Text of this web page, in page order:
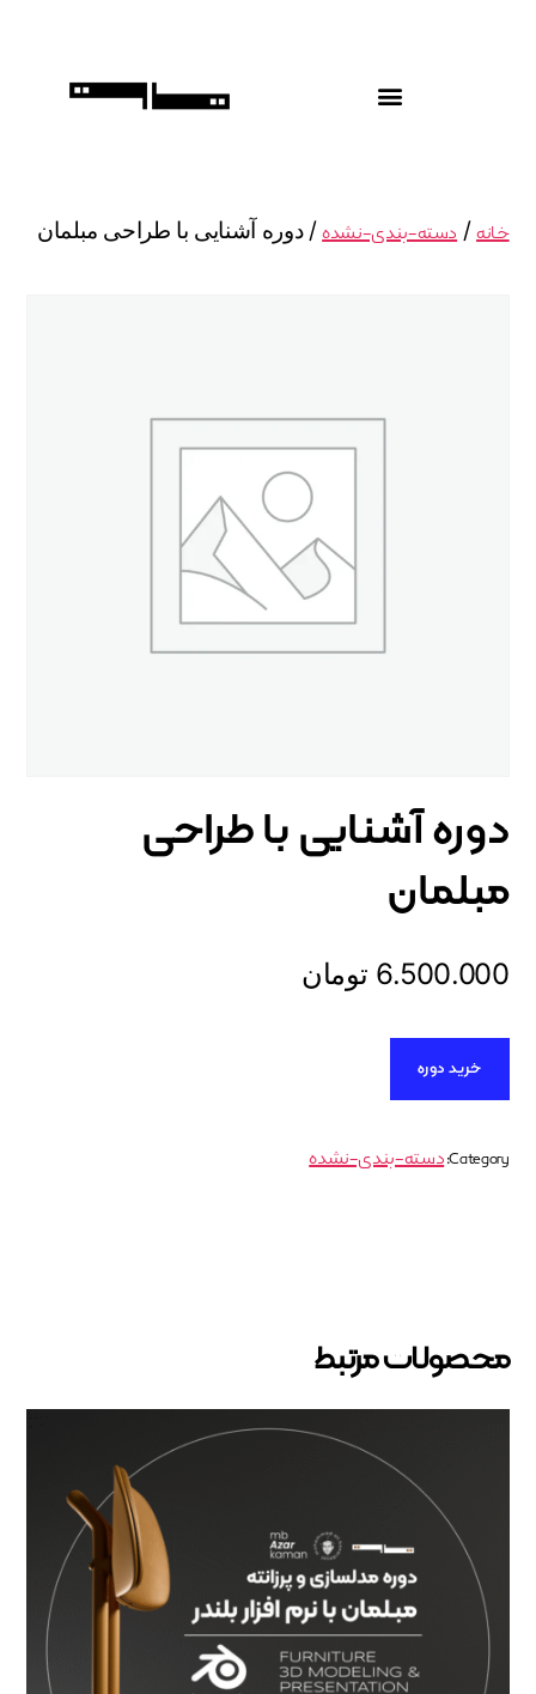
خانه/ دسته-بندی-نشده/ دوره آشنایی با طراحی مبلمان
دوره آشنایی با طراحی
مبلمان
6.500.000 تومان
خرید دوره
Category: دسته-بندی-نشده
محصولات مرتبط